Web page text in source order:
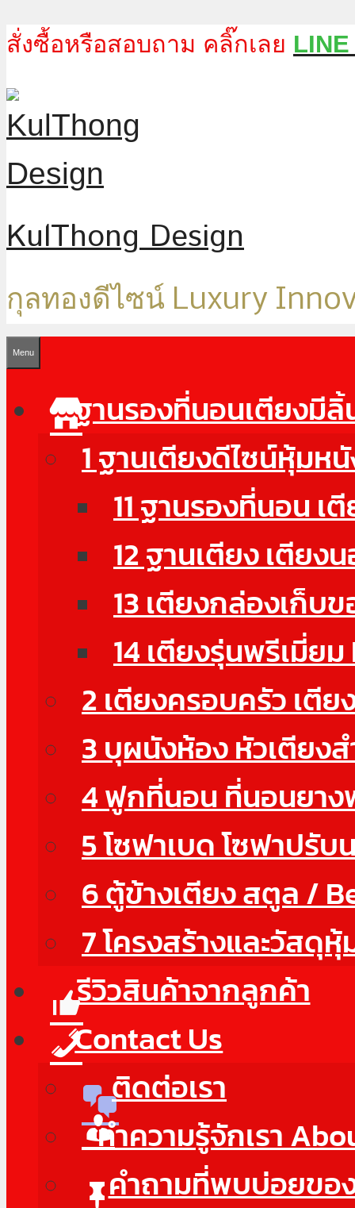
Skip
content
สั่งซื้อหรือสอบถาม คลิ๊กเลย
KulThong Design
กุลทองดีไซน์ Luxury
Menu
ฐานรองที่นอนเตียงมี
1 ฐานเตียงดีไซน์หุ้มห
11 ฐานรองที่นอน เ
12 ฐานเตียง เตียง
13 เตียงกล่องเก็บ
14 เตียงรุ่นพรีเมี่ย
2 เตียงครอบครัว เตี
3 บุผนังห้อง หัวเตียง
4 ฟูกที่นอน ที่นอนยาง
5 โซฟาเบด โซฟาปรับ
6 ตู้ข้างเตียง สตูล /
7 โครงสร้างและวัสดุ
รีวิวสินค้าจากลูกค้า
Contact Us
ติดต่อเรา
ทำความรู้จักเรา
คำถามที่พบบ่อยขอ